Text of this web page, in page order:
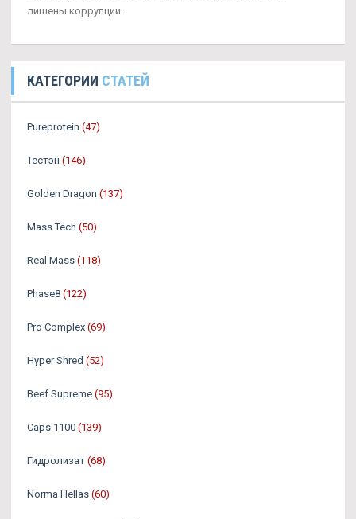
лишены коррупции.
КАТЕГОРИИ СТАТЕЙ
Pureprotein (47)
Тестэн (146)
Golden Dragon (137)
Mass Tech (50)
Real Mass (118)
Phase8 (122)
Pro Complex (69)
Hyper Shred (52)
Beef Supreme (95)
Caps 1100 (139)
Гидролизат (68)
Norma Hellas (60)